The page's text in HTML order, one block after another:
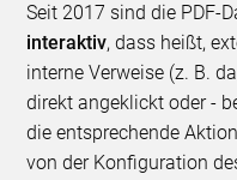
Seit 2017 sind die PDF-
interaktiv, dass heißt,
interne Verweise (z. B.
direkt angeklickt oder -
die entsprechende
von der Konfiguration